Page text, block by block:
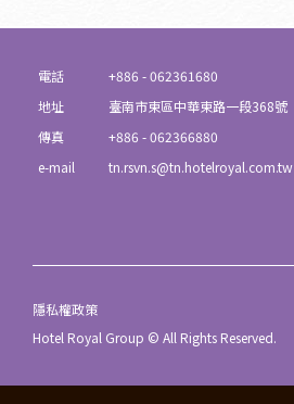
電話
+886 - 062361680
地址
臺南市東區中華東路一段368號
傳真
+886 - 062366880
e-mail
tn.rsvn.s@tn.hotelroyal.com.tw
隱私權政策
Hotel Royal Group © All Rights Reserved.